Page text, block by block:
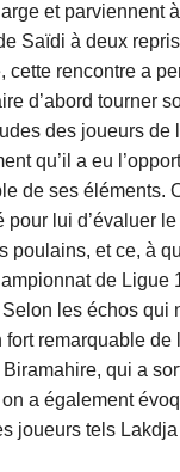
et parviennent
Saïdi à deux
cette rencontre a
d’abord tourner
des joueurs de
qu’il a eu
de ses éléments.
pour lui d’évaluer
poulains, et ce, à
de Ligue
les échos qui
remarquable de
qui a
a également
joueurs tels